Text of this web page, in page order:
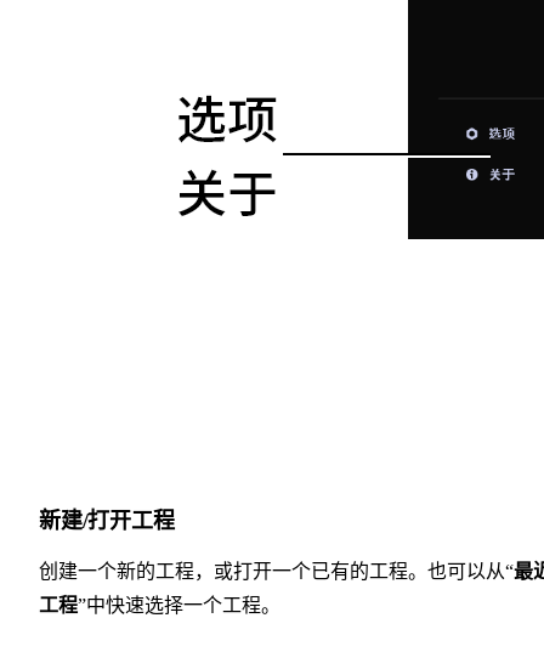
新建/打开工程
创建一个新的工程，或打开一个已有的工程。也可以从“最
工程”中快速选择一个工程。